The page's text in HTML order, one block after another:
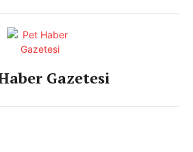
Gazetesi